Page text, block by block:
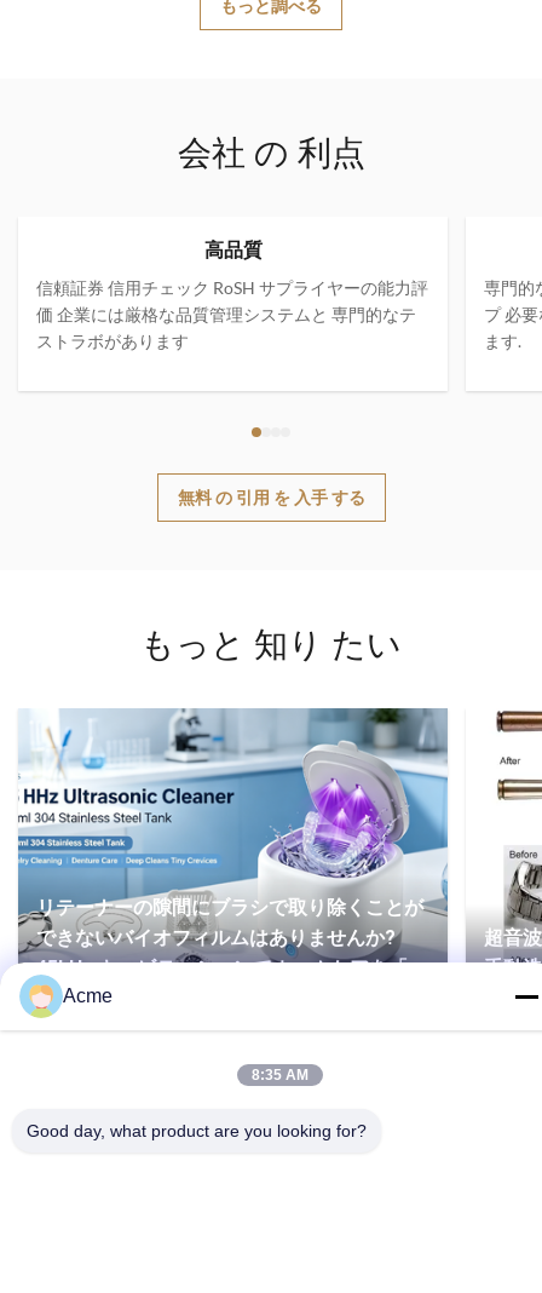
もっと調べる
会社 の 利点
高品質
信頼証券 信用チェック RoSH サプライヤーの能力評
価 企業には厳格な品質管理システムと 専門的なテ
ストラボがあります
専門的
プ 必
ます.
無料 の 引用 を 入手 する
もっと 知り たい
リテーナーの隙間にブラシで取り除くことが
できないバイオフィルムはありませんか?
45kHz キャビテーションでホームケアを「ス
クラブレス」に
超音
手動
Acme
8:35 AM
Good day, what product are you looking for?